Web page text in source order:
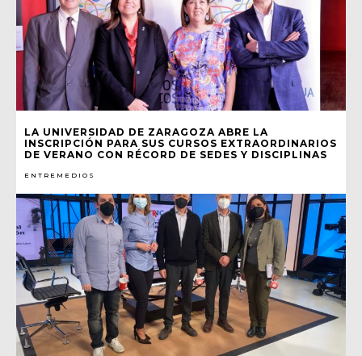
LA UNIVERSIDAD DE ZARAGOZA ABRE LA
INSCRIPCIÓN PARA SUS CURSOS EXTRAORDINARIOS
DE VERANO CON RÉCORD DE SEDES Y DISCIPLINAS
ENTREMEDIOS